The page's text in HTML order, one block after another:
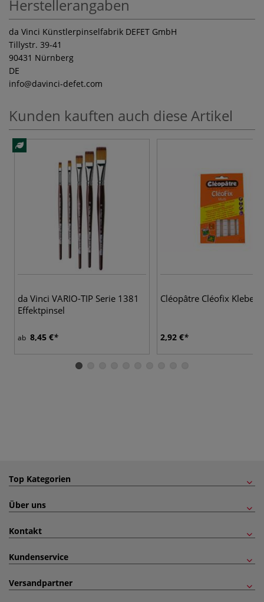
Herstellerangaben
da Vinci Künstlerpinselfabrik DEFET GmbH
Tillystr. 39-41
90431 Nürnberg
DE
info@davinci-defet.com
Kunden kauften auch diese Artikel
da Vinci VARIO-TIP Serie 1381
Effektpinsel
ab 8,45 €
Cléopâtre Cléofix
2,92 €
Top Kategorien
Über uns
Kontakt
Kundenservice
Versandpartner